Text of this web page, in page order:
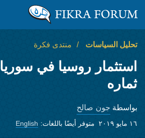
معهد واشنطن لسياسات الشرق الأدنى
تحليل السياسات منتدى فكرة
استثمار روسيا في
ثماره
بواسطة جون صالح
١٦ مايو ٢٠١٩ متوفر أيضًا باللغات: English